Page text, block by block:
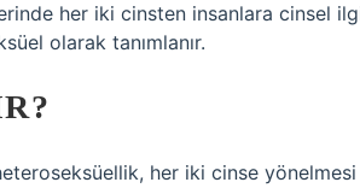
her iki cinsten insanlara cinsel
olarak tanımlanır.
her iki cinse